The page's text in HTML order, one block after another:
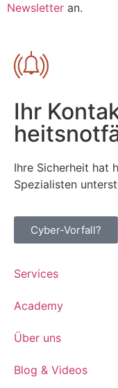
Newsletter an.
Ihr
Ihre Sicherheit hat
Spezialisten
Cyber-Vorfall?
Services
Academy
Über uns
Blog & Videos